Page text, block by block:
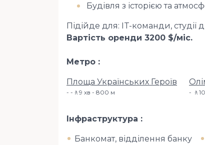
Будівля з історією та
Підійде для: IT-команди, студії
Вартість оренди 3200 $/міс.
Метро
Площа Українських Героїв
-🚶9 хв - 800 м
Інфраструктура
Банкомат, відділення банку